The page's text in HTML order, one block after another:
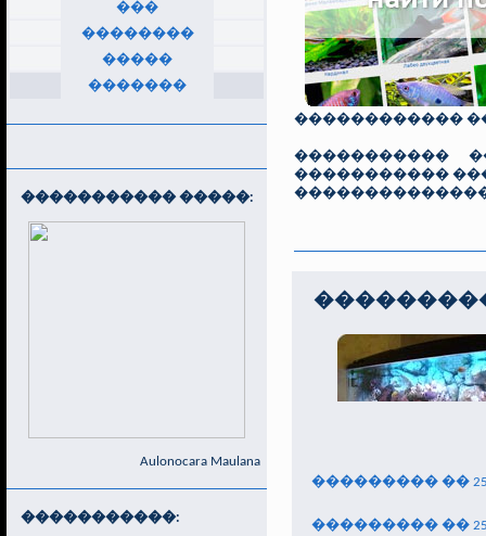
���
��������
�����
�������
����������� �����:
Aulonocara Maulana
�����������:
������������
�����������
�����������
��������� ��
��������� ��